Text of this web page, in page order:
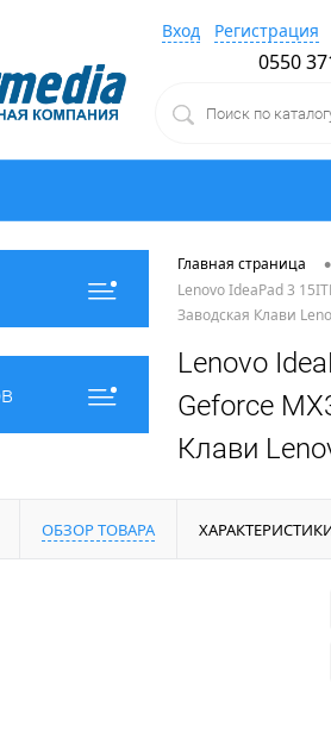
Вход Регистрация
0550
Главная страница •
Lenovo IdeaPad 3
Заводская Клави
Lenovo
Geforce
Клави
ОБЗОР ТОВАРА